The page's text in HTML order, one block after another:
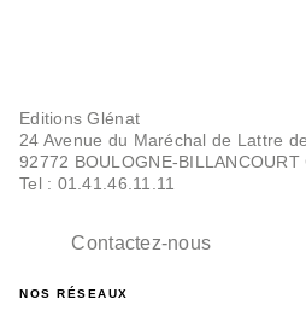
Editions Glénat
24 Avenue du Maréchal de Lattre
92772 BOULOGNE-BILLANCOURT
Tel : 01.41.46.11.11
Contactez-nous
NOS RÉSEAUX